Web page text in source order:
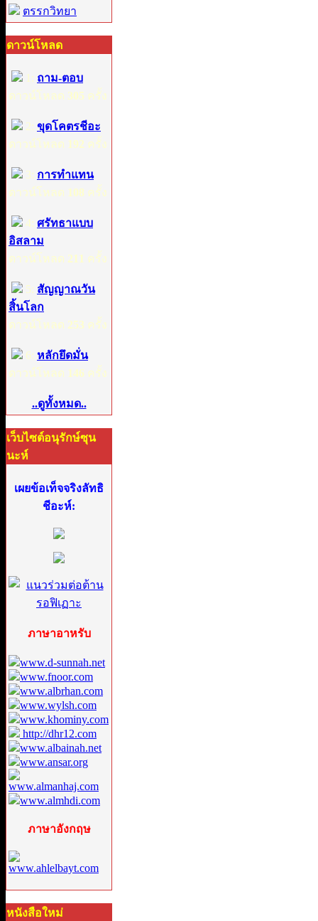
ตรรกวิทยา
ดาวน์โหลด
1: ถาม-ตอบ
ดาวน์โหลด 305 ครั้ง
2: ขุดโคตรชีอะ
ดาวน์โหลด 192 ครั้ง
3: การทำแทน
ดาวน์โหลด 108 ครั้ง
4: ศรัทธาแบบ
อิสลาม
ดาวน์โหลด 211 ครั้ง
5: สัญญาณวัน
สิ้นโลก
ดาวน์โหลด 253 ครั้ง
6: หลักยึดมั่น
ดาวน์โหลด 146 ครั้ง
..ดูทั้งหมด..
เว็บไซต์อนุรักษ์ซุน
นะห์
เผยข้อเท็จจริงลัทธิ
ชีอะห์:
ภาษาอาหรับ
www.d-sunnah.net
www.fnoor.com
www.albrhan.com
www.wylsh.com
www.khominy.com
http://dhr12.com
www.albainah.net
www.ansar.org
www.almanhaj.com
www.almhdi.com
ภาษาอังกฤษ
www.ahlelbayt.com
หนังสือใหม่